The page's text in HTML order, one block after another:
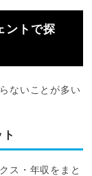
ントで探
ないことが多い
ス・年収をまと